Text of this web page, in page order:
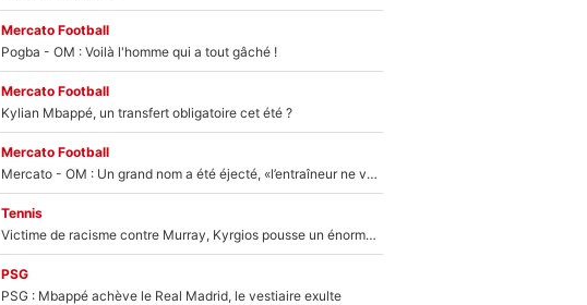
Mercato Football
Pogba - OM : Voilà l'homme qui a tout gâché !
Mercato Football
Kylian Mbappé, un transfert obligatoire cet été ?
Mercato Football
Mercato - OM : Un grand nom a été éjecté, «l’entraîneur ne voulait pas me conserver»
Tennis
Victime de racisme contre Murray, Kyrgios pousse un énorme coup de gueule !
PSG
PSG : Mbappé achève le Real Madrid, le vestiaire exulte